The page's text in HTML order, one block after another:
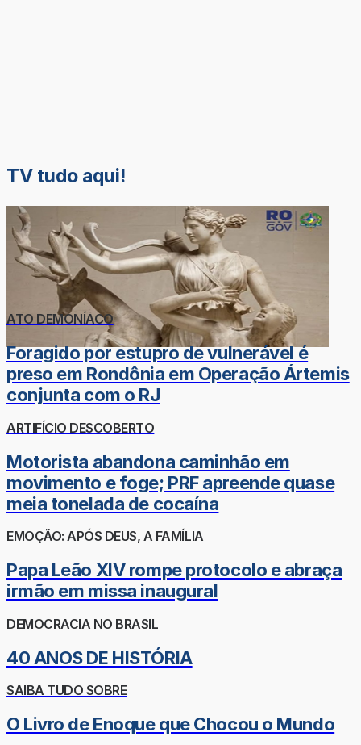
TV tudo aqui!
ATO DEMONÍACO
Foragido por estupro de vulnerável é
preso em Rondônia em Operação Ártemis
conjunta com o RJ
ARTIFÍCIO DESCOBERTO
Motorista abandona caminhão em
movimento e foge; PRF apreende quase
meia tonelada de cocaína
EMOÇÃO: APÓS DEUS, A FAMÍLIA
Papa Leão XIV rompe protocolo e abraça
irmão em missa inaugural
DEMOCRACIA NO BRASIL
40 ANOS DE HISTÓRIA
SAIBA TUDO SOBRE
O Livro de Enoque que Chocou o Mundo